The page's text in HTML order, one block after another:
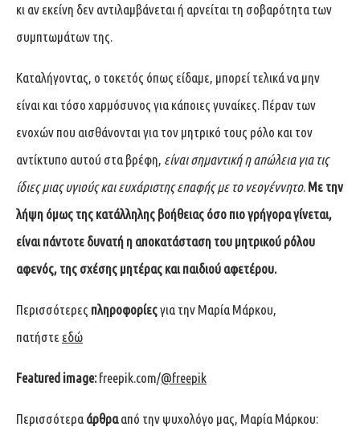
κι αν εκείνη δεν αντιλαμβάνεται ή αρνείται τη σοβαρότητα των
συμπτωμάτων της.
Καταλήγοντας, ο τοκετός όπως είδαμε, μπορεί τελικά να μην
είναι και τόσο χαρμόσυνος για κάποιες γυναίκες. Πέραν των
ενοχών που αισθάνονται για τον μητρικό τους ρόλο και τον
αντίκτυπο αυτού στα βρέφη, είναι σημαντική η απώλεια για τις
ίδιες μιας υγιούς και ευχάριστης επαφής με το νεογέννητο. Με την
λήψη όμως της κατάλληλης βοήθειας όσο πιο γρήγορα γίνεται,
είναι πάντοτε δυνατή η αποκατάσταση του μητρικού ρόλου
αφενός, της σχέσης μητέρας και παιδιού αφετέρου.
Περισσότερες πληροφορίεςγια την Μαρία Μάρκου,
πατήστε εδώ
Featured image:freepik.com/@freepik
Περισσότερα άρθρααπό την ψυχολόγο μας, Μαρία Μάρκου: